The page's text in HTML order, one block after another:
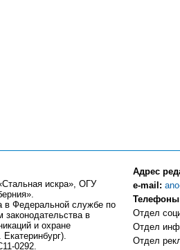
искра», ОГУ
в Федеральной службе по
законодательства в
и охране
Екатеринбург).
0292.
Адрес
e-mail:
Отдел
Отдел
Отдел